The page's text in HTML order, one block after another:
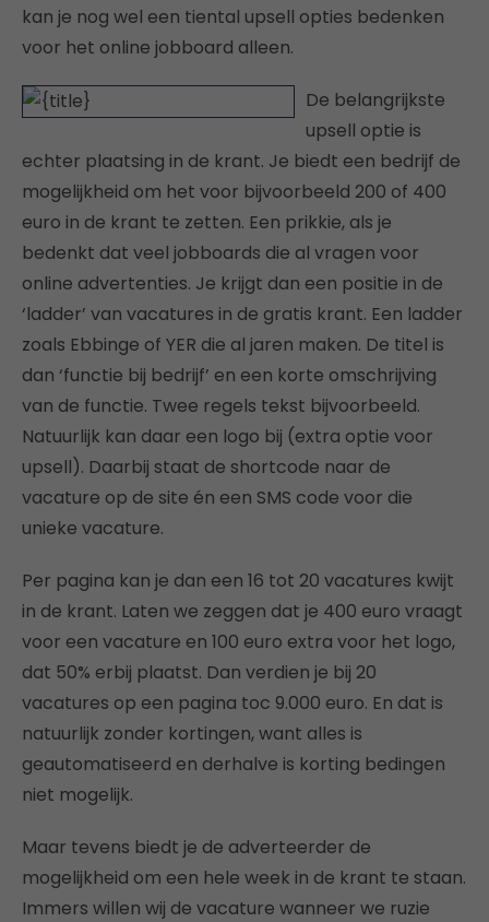
kan je nog wel een tiental upsell opties bedenken
voor het online jobboard alleen.
De belangrijkste
upsell optie is
echter plaatsing in de krant. Je biedt een bedrijf de
mogelijkheid om het voor bijvoorbeeld 200 of 400
euro in de krant te zetten. Een prikkie, als je
bedenkt dat veel jobboards die al vragen voor
online advertenties. Je krijgt dan een positie in de
‘ladder’ van vacatures in de gratis krant. Een ladder
zoals Ebbinge of YER die al jaren maken. De titel is
dan ‘functie bij bedrijf’ en een korte omschrijving
van de functie. Twee regels tekst bijvoorbeeld.
Natuurlijk kan daar een logo bij (extra optie voor
upsell). Daarbij staat de shortcode naar de
vacature op de site én een SMS code voor die
unieke vacature.
Per pagina kan je dan een 16 tot 20 vacatures kwijt
in de krant. Laten we zeggen dat je 400 euro vraagt
voor een vacature en 100 euro extra voor het logo,
dat 50% erbij plaatst. Dan verdien je bij 20
vacatures op een pagina toc 9.000 euro. En dat is
natuurlijk zonder kortingen, want alles is
geautomatiseerd en derhalve is korting bedingen
niet mogelijk.
Maar tevens biedt je de adverteerder de
mogelijkheid om een hele week in de krant te staan.
Immers willen wij de vacature wanneer we ruzie